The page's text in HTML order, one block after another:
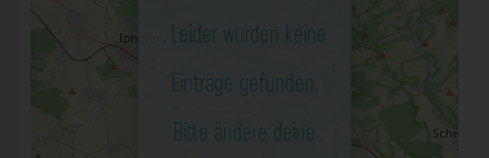
. Leider wurden keine
Einträge gefunden.
Bitte ändere deine